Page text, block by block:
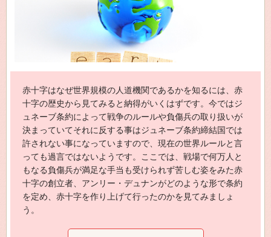
赤十字はなぜ世界規模の人道機関であるかを知るには、赤
十字の歴史から見てみると納得がいくはずです。今ではジ
ュネーブ条約によって戦争のルールや負傷兵の取り扱いが
決まっていてそれに反する事はジュネーブ条約締結国では
許されない事になっていますので、現在の世界ルールと言
っても過言ではないようです。ここでは、戦場で何万人と
もなる負傷兵が満足な手当も受けられず苦しむ姿をみた赤
十字の創立者、アンリー・デュナンがどのような形で条約
を定め、赤十字を作り上げて行ったのかを見てみましょ
う。